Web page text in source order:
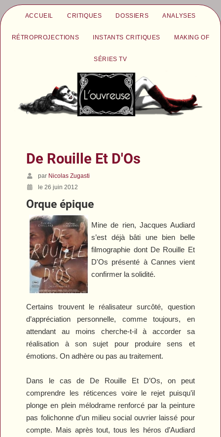
ACCUEIL CRITIQUES DOSSIERS ANALYSES
RÉTROPROJECTIONS INSTANTS CRITIQUES MAKING OF
SÉRIES TV
De Rouille Et D'Os
par Nicolas Zugasti
le 26 juin 2012
Orque épique
Mine de rien, Jacques Audiard
s’est déjà bâti une bien belle
filmographie dont De Rouille Et
D'Os présenté à Cannes vient
confirmer la solidité.
Certains trouvent le réalisateur surcôté, question
d’appréciation personnelle, comme toujours, en
attendant au moins cherche-t-il à accorder sa
réalisation à son sujet pour produire sens et
émotions. On adhère ou pas au traitement.
Dans le cas de De Rouille Et D’Os, on peut
comprendre les réticences voire le rejet puisqu’il
plonge en plein mélodrame renforcé par la peinture
pas folichonne d’un milieu social ouvrier laissé pour
compte. Mais après tout, tous les héros d’Audiard